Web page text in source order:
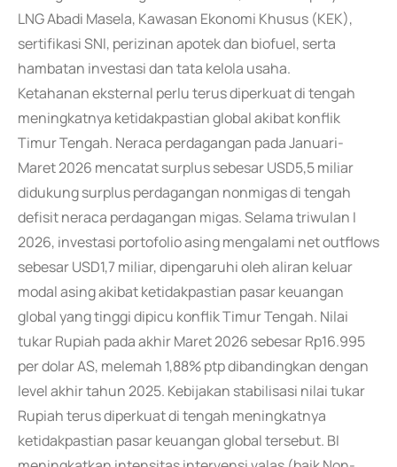
LNG Abadi Masela, Kawasan Ekonomi Khusus (KEK),
sertifikasi SNI, perizinan apotek dan biofuel, serta
hambatan investasi dan tata kelola usaha.
Ketahanan eksternal perlu terus diperkuat di tengah
meningkatnya ketidakpastian global akibat konflik
Timur Tengah. Neraca perdagangan pada Januari-
Maret 2026 mencatat surplus sebesar USD5,5 miliar
didukung surplus perdagangan nonmigas di tengah
defisit neraca perdagangan migas. Selama triwulan I
2026, investasi portofolio asing mengalami net outflows
sebesar USD1,7 miliar, dipengaruhi oleh aliran keluar
modal asing akibat ketidakpastian pasar keuangan
global yang tinggi dipicu konflik Timur Tengah. Nilai
tukar Rupiah pada akhir Maret 2026 sebesar Rp16.995
per dolar AS, melemah 1,88% ptp dibandingkan dengan
level akhir tahun 2025. Kebijakan stabilisasi nilai tukar
Rupiah terus diperkuat di tengah meningkatnya
ketidakpastian pasar keuangan global tersebut. BI